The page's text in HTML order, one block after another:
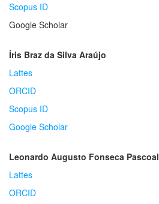
Scopus ID
Google Scholar
Íris Braz da Silva Araújo
Lattes
ORCID
Scopus ID
Google Scholar
Leonardo Augusto Fonseca Pascoal
Lattes
ORCID